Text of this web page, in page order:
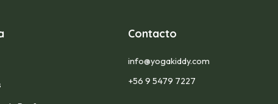
Contacto
info@yogakiddy.com
+56 9 5479 7227